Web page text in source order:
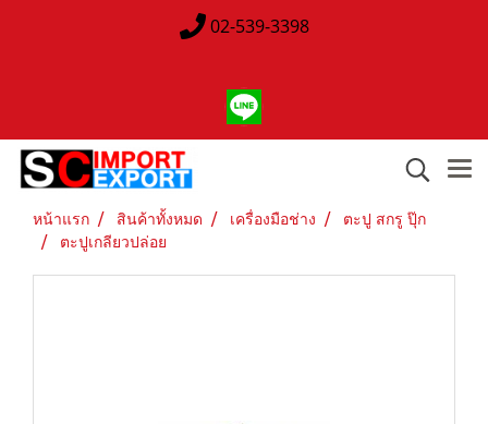
02-539-3398
หน้าแรก สินค้าทั้งหมด เครื่องมือช่าง
ตะปู สกรู ปุ๊ก
ตะปูเกลียวปล่อย